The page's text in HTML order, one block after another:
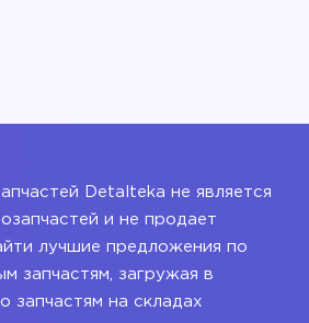
Detalteka не является
и не продает
лучшие предложения по
запчастям, загружая в
запчастям на складах